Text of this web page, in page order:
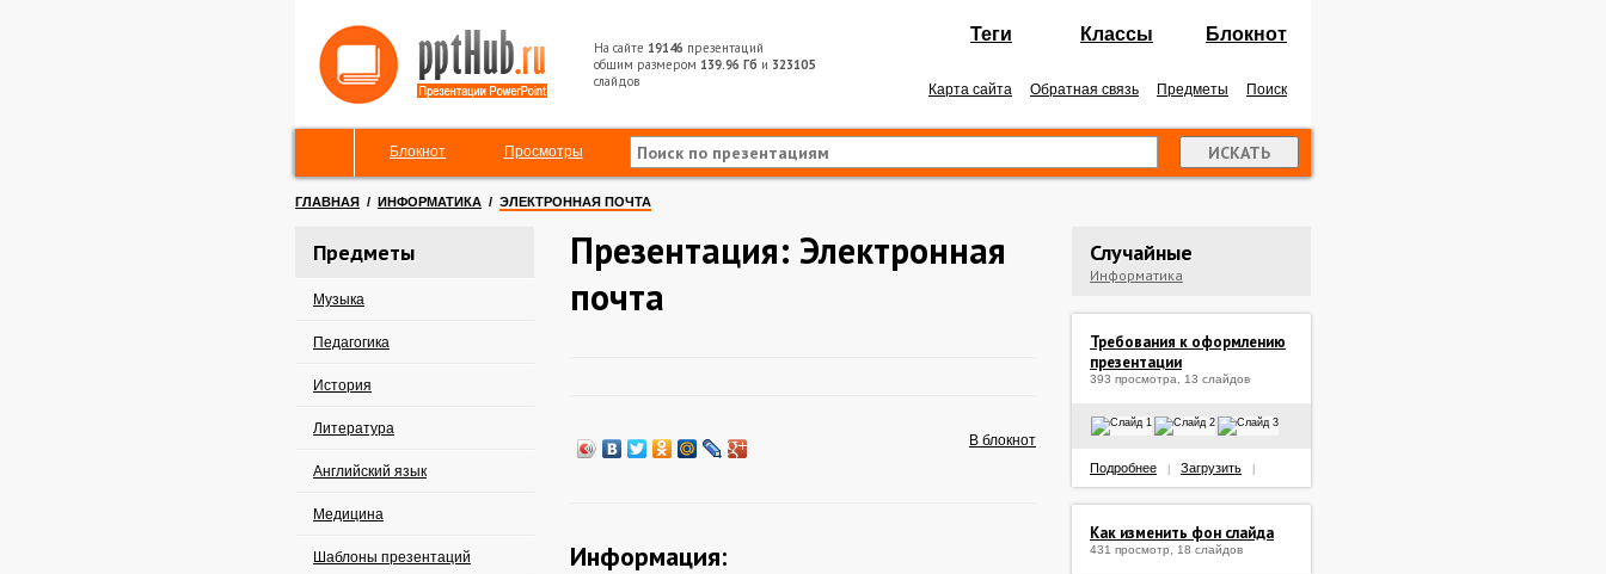
На сайте 19146 презентаций
общим размером 139.96 Гб и 323105
слайдов
Теги Классы Блокнот
Карта сайта Обратная связь Предметы Поиск
Блокнот Просмотры
ГЛАВНАЯ / ИНФОРМАТИКА / ЭЛЕКТРОННАЯ ПОЧТА
Предметы
Музыка
Педагогика
История
Литература
Английский язык
Медицина
Шаблоны презентаций
Презентация: Электронная
почта
В блокнот
Информация:
Случайные
Информатика
Требования к оформлению
презентации
393 просмотра, 13 слайдов
Подробнее Загрузить
Как изменить фон слайда
431 просмотр, 18 слайдов